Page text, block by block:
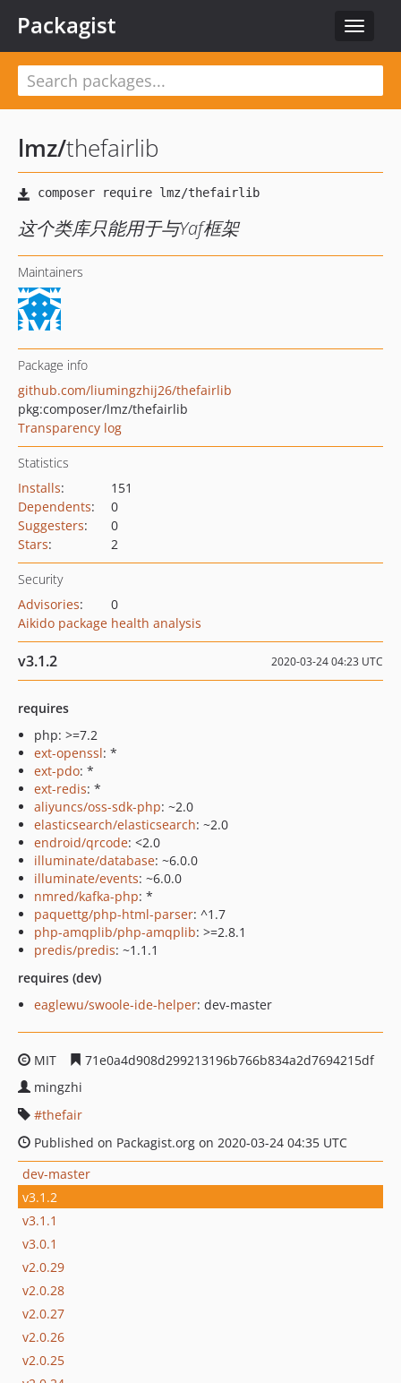
Toggle
Packagist
lmz/thefairlib
这个类库只能用于与Yaf框架
Maintainers
Package info
github.com/liumingzhij26/thefairlib
pkg:composer/lmz/thefairlib
Transparency log
Statistics
Installs:
151
Dependents:
0
Suggesters:
0
Stars: 2
Security
Advisories:
0
Aikido package health analysis
v3.1.2 2020-03-24 04:23 UTC
requires
php: >=7.2
ext-openssl: *
ext-pdo: *
ext-redis: *
aliyuncs/oss-sdk-php: ~2.0
elasticsearch/elasticsearch: ~2.0
endroid/qrcode: <2.0
illuminate/database: ~6.0.0
illuminate/events: ~6.0.0
nmred/kafka-php: *
paquettg/php-html-parser: ^1.7
php-amqplib/php-amqplib: >=2.8.1
predis/predis: ~1.1.1
requires (dev)
eaglewu/swoole-ide-helper: dev-master
MIT
71e0a4d908d299213196b766b834a2d7694215df
mingzhi
thefair
Published on Packagist.org on 2020-03-24 04:35 UTC
dev-master
v3.1.2
v3.1.1
v3.0.1
v2.0.29
v2.0.28
v2.0.27
v2.0.26
v2.0.25